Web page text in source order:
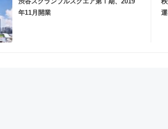
年11月開業